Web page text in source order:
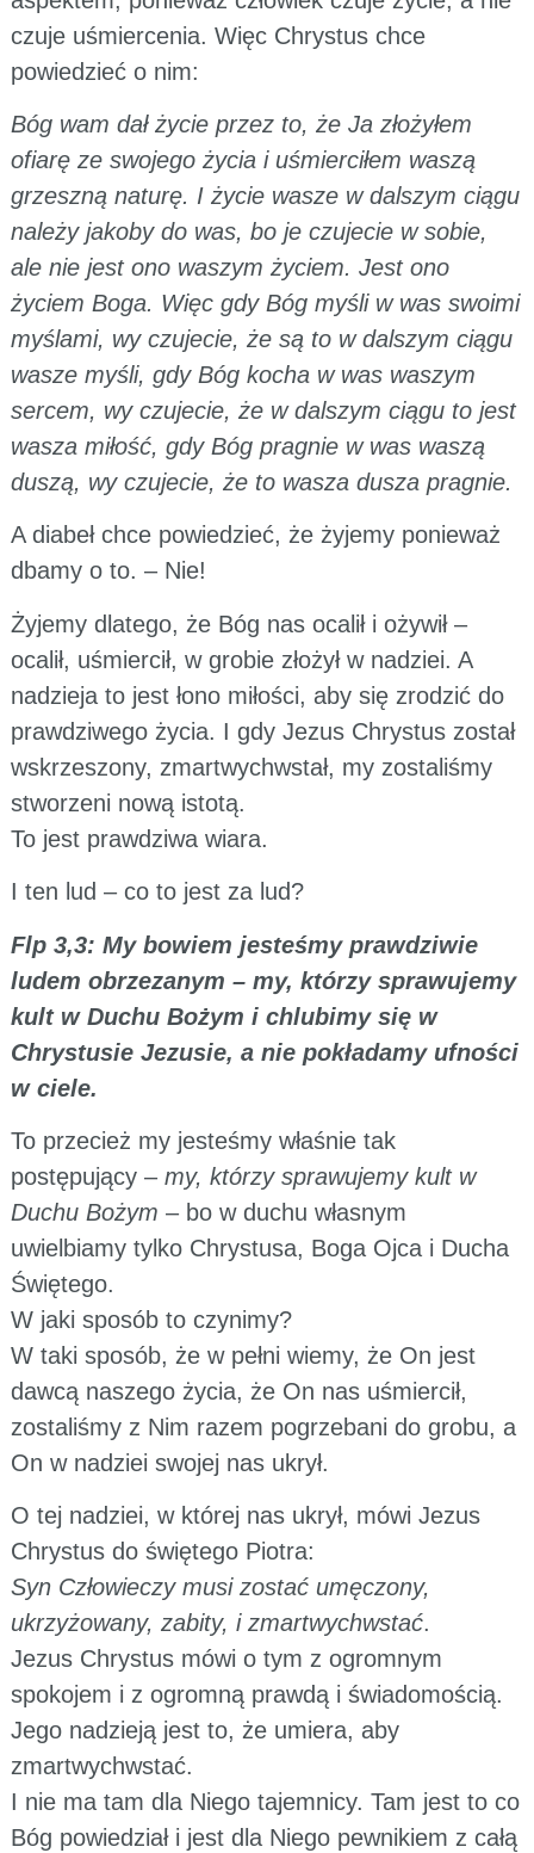
czuje uśmiercenia. Więc Chrystus chce
powiedzieć o nim:
Bóg wam dał życie przez to, że Ja złożyłem
ofiarę ze swojego życia i uśmierciłem waszą
grzeszną naturę. I życie wasze w dalszym ciągu
należy jakoby do was, bo je czujecie w sobie,
ale nie jest ono waszym życiem. Jest ono
życiem Boga. Więc gdy Bóg myśli w was swoimi
myślami, wy czujecie, że są to w dalszym ciągu
wasze myśli, gdy Bóg kocha w was waszym
sercem, wy czujecie, że w dalszym ciągu to jest
wasza miłość, gdy Bóg pragnie w was waszą
duszą, wy czujecie, że to wasza dusza pragnie.
A diabeł chce powiedzieć, że żyjemy ponieważ
dbamy o to. – Nie!
Żyjemy dlatego, że Bóg nas ocalił i ożywił –
ocalił, uśmiercił, w grobie złożył w nadziei. A
nadzieja to jest łono miłości, aby się zrodzić do
prawdziwego życia. I gdy Jezus Chrystus został
wskrzeszony, zmartwychwstał, my zostaliśmy
stworzeni nową istotą.
To jest prawdziwa wiara.
I ten lud – co to jest za lud?
Flp 3,3: My bowiem jesteśmy prawdziwie
ludem obrzezanym – my, którzy sprawujemy
kult w Duchu Bożym i chlubimy się w
Chrystusie Jezusie, a nie pokładamy ufności
w ciele.
To przecież my jesteśmy właśnie tak
postępujący – my, którzy sprawujemy kult w
Duchu Bożym – bo w duchu własnym
uwielbiamy tylko Chrystusa, Boga Ojca i Ducha
Świętego.
W jaki sposób to czynimy?
W taki sposób, że w pełni wiemy, że On jest
dawcą naszego życia, że On nas uśmiercił,
zostaliśmy z Nim razem pogrzebani do grobu, a
On w nadziei swojej nas ukrył.
O tej nadziei, w której nas ukrył, mówi Jezus
Chrystus do świętego Piotra:
Syn Człowieczy musi zostać umęczony,
ukrzyżowany, zabity, i zmartwychwstać.
Jezus Chrystus mówi o tym z ogromnym
spokojem i z ogromną prawdą i świadomością.
Jego nadzieją jest to, że umiera, aby
zmartwychwstać.
I nie ma tam dla Niego tajemnicy. Tam jest to co
Bóg powiedział i jest dla Niego pewnikiem z całą